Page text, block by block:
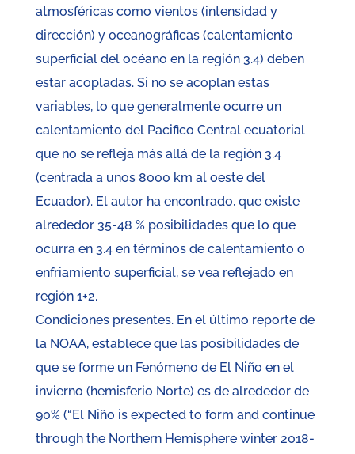
atmosféricas como vientos (intensidad y
dirección) y oceanográficas (calentamiento
superficial del océano en la región 3.4) deben
estar acopladas. Si no se acoplan estas
variables, lo que generalmente ocurre un
calentamiento del Pacifico Central ecuatorial
que no se refleja más allá de la región 3.4
(centrada a unos 8000 km al oeste del
Ecuador). El autor ha encontrado, que existe
alrededor 35-48 % posibilidades que lo que
ocurra en 3.4 en términos de calentamiento o
enfriamiento superficial, se vea reflejado en
región 1+2.
Condiciones presentes. En el último reporte de
la NOAA, establece que las posibilidades de
que se forme un Fenómeno de El Niño en el
invierno (hemisferio Norte) es de alrededor de
90% (“El Niño is expected to form and continue
through the Northern Hemisphere winter 2018-